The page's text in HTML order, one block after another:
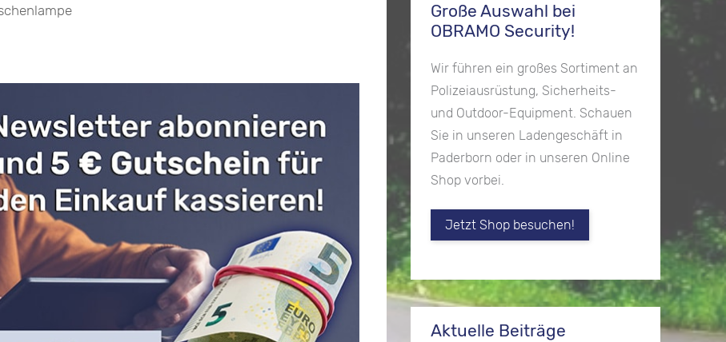
Große Auswahl bei
OBRAMO Security!
Wir führen ein großes Sortiment an
Polizeiausrüstung, Sicherheits-
und Outdoor-Equipment. Schauen
Sie in unseren Ladengeschäft in
Paderborn oder in unseren Online
Shop vorbei.
Jetzt Shop besuchen!
Aktuelle Beiträge